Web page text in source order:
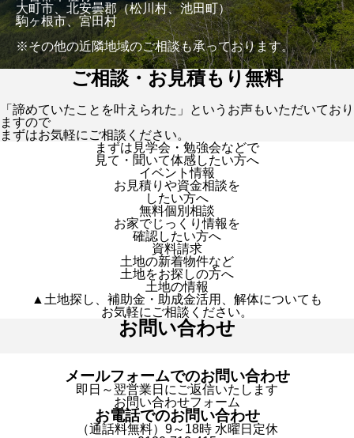
大町市、北安曇郡（松川村、池田町）
駒ヶ根市、宮田村
※その他の近隣地域のご相談も承っております。
ご相談・お見積もり無料
「諦めていたことを叶えられた」というお声もいただいており
ますので
まずはお気軽にご相談ください。
まずは見学会・勉強会などで
見て・聞いて体感したい方へ
イベント情報
お見積りや資金相談を
したい方へ
無料個別相談
お家でじっくり情報を
確認したい方へ
資料請求
土地の新着物件など
土地をお探しの方へ
土地の情報
▲土地探し、補助金・助成金活用、解体についても
お気軽にご相談ください。
お問い合わせ
メールフォームでのお問い合わせ
即日～翌営業日にご返信いたします
お問い合わせフォーム
お電話でのお問い合わせ
（通話料無料）9～18時 水曜日定休